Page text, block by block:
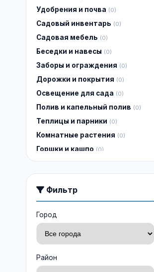
Удобрения и почва (0)
Садовый инвентарь (0)
Садовая мебель (0)
Беседки и навесы (0)
Заборы и ограждения (0)
Дорожки и покрытия (0)
Освещение для сада (0)
Полив и капельный полив (0)
Теплицы и парники (0)
Комнатные растения (0)
Горшки и кашпо (0)
Газоны
Садовые фигуры и декор
Бассейны
Садовая техника
Фильтр
Город
Район